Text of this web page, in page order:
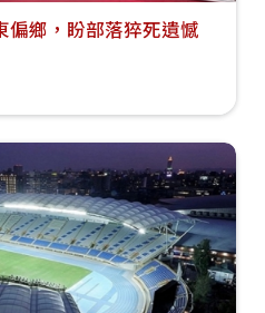
偏鄉，盼部落猝死遺憾